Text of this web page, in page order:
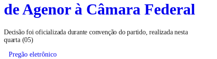
de Agenor à Câmara Federal
Decisão foi oficializada durante convenção do partido, realizada nesta
quarta (05)
Pregão eletrônico